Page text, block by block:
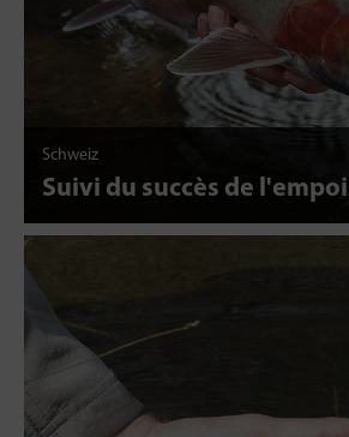
Schweiz
Suivi du succès de